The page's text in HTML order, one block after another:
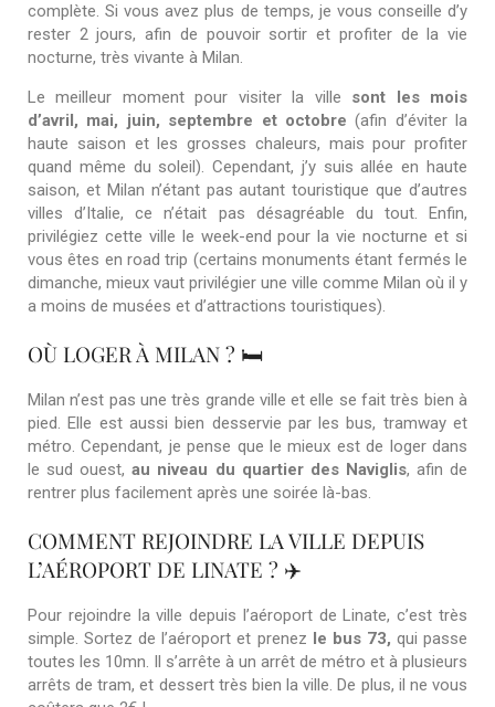
complète. Si vous avez plus de temps, je vous conseille d’y
rester 2 jours, afin de pouvoir sortir et profiter de la vie
nocturne, très vivante à Milan.
Le meilleur moment pour visiter la ville sont les mois
d’avril, mai, juin, septembre et octobre(afin d’éviter la
haute saison et les grosses chaleurs, mais pour profiter
quand même du soleil). Cependant, j’y suis allée en haute
saison, et Milan n’étant pas autant touristique que d’autres
villes d’Italie, ce n’était pas désagréable du tout. Enfin,
privilégiez cette ville le week-end pour la vie nocturne et si
vous êtes en road trip (certains monuments étant fermés le
dimanche, mieux vaut privilégier une ville comme Milan où il y
a moins de musées et d’attractions touristiques).
OÙ LOGER À MILAN ? 🛏️
Milan n’est pas une très grande ville et elle se fait très bien à
pied. Elle est aussi bien desservie par les bus, tramway et
métro. Cependant, je pense que le mieux est de loger dans
le sud ouest,au niveau du quartier des Naviglis, afin de
rentrer plus facilement après une soirée là-bas.
COMMENT REJOINDRE LA VILLE DEPUIS
L’AÉROPORT DE LINATE ? ✈️
Pour rejoindre la ville depuis l’aéroport de Linate, c’est très
simple. Sortez de l’aéroport et prenez le bus 73, qui passe
toutes les 10mn. Il s’arrête à un arrêt de métro et à plusieurs
arrêts de tram, et dessert très bien la ville. De plus, il ne vous